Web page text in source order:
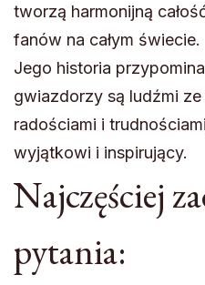
tworzą harmonijną
fanów na całym świecie.
Jego historia
gwiazdorzy są ludźmi
radościami i
wyjątkowi i inspirujący.
Najczęściej
pytania: